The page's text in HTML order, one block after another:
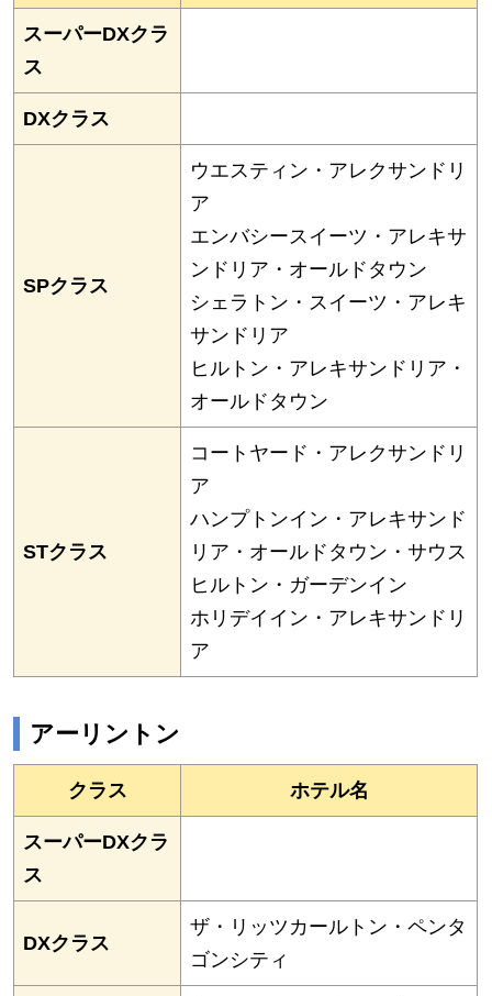
スーパーDXクラ
ス
DXクラス
SPクラス
ウエスティン・アレクサンドリ
ア
エンバシースイーツ・アレキサ
ンドリア・オールドタウン
シェラトン・スイーツ・アレキ
サンドリア
ヒルトン・アレキサンドリア・
オールドタウン
STクラス
コートヤード・アレクサンドリ
ア
ハンプトンイン・アレキサンド
リア・オールドタウン・サウス
ヒルトン・ガーデンイン
ホリデイイン・アレキサンドリ
ア
アーリントン
クラス ホテル名
スーパーDXクラ
ス
DXクラス
ザ・リッツカールトン・ペンタ
ゴンシティ